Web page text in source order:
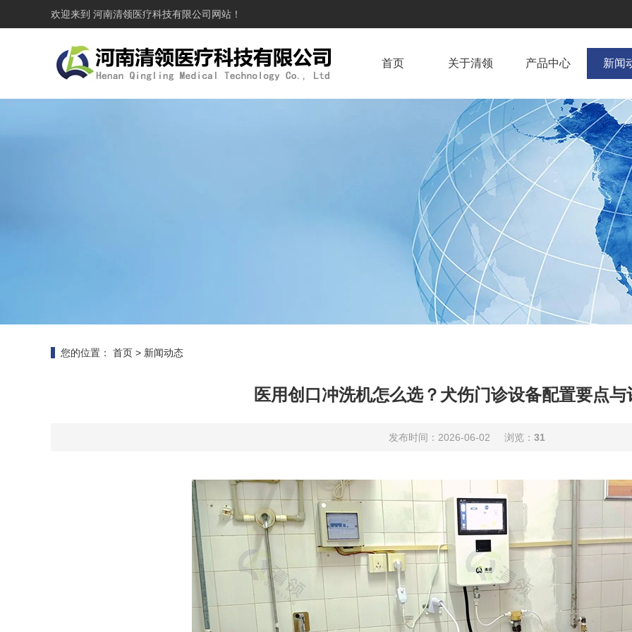
欢迎来到 河南清领医疗科技有限公司 网站！
首页 关于清领 产品中心 新闻
您的位置： 首页 > 新闻动态
医用创口冲洗机怎么选？犬伤门诊设备配置要点与
发布时间：2026-06-02 浏览： 31